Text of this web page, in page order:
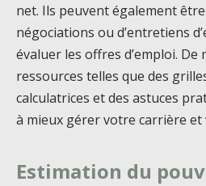
net. Ils peuvent également
négociations ou d’entretiens
évaluer les offres d’emploi. De
ressources telles que des
calculatrices et des astuces
à mieux gérer votre carrière et
Estimation du